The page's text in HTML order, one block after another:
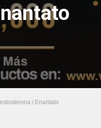
/ Enantato